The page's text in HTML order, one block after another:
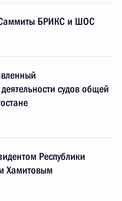
БРИКС и ШОС
судов общей
Республики
Хамитовым